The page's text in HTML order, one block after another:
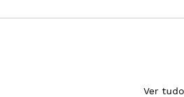
Ver tudo